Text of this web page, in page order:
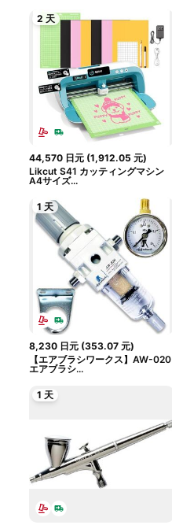
2 天
44,570 日元(1,912.05 元)
Likcut S41 カッティングマシン
A4サイズ...
1 天
8,230 日元(353.07 元)
【エアブラシワークス】AW-020
エアブラシ...
1 天